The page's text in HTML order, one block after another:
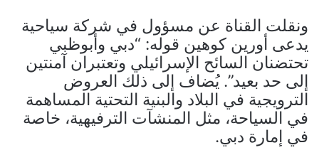
ونقلت القناة عن مسؤول في شركة سياحية
يدعى أورين كوهين قوله: “دبي وأبوظبي
تحتضنان السائح الإسرائيلي وتعتبران آمنتين
إلى حد بعيد”. يُضاف إلى ذلك العروض
الترويجية في البلاد والبنية التحتية المساهمة
في السياحة، مثل المنشآت الترفيهية، خاصة
في إمارة دبي.